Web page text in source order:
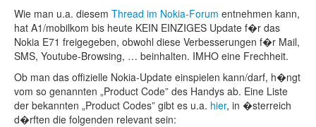
Wie man u.a. diesem Thread im Nokia-Forum entnehmen kann,
hat A1/mobilkom bis heute KEIN EINZIGES Update f�r das
Nokia E71 freigegeben, obwohl diese Verbesserungen f�r Mail,
SMS, Youtube-Browsing, … beinhalten. IMHO eine Frechheit.
Ob man das offizielle Nokia-Update einspielen kann/darf, h�ngt
vom so genannten „Product Code” des Handys ab. Eine Liste
der bekannten „Product Codes” gibt es u.a. hier, in �sterreich
d�rften die folgenden relevant sein: